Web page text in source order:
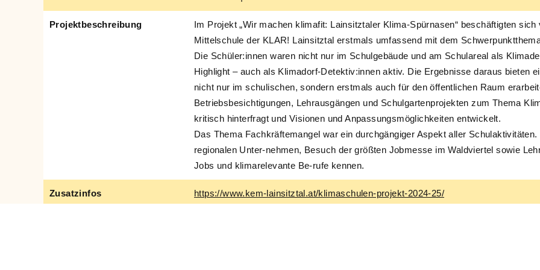
Projektbeschreibung
Im Projekt „Wir machen klimafit: Lainsitztaler Klima-Spürnasen“ beschäftigten
Mittelschule der KLAR! Lainsitztal erstmals umfassend mit dem
Die Schüler:innen waren nicht nur im Schulgebäude und am Schulareal als
Highlight – auch als Klimadorf-Detektiv:innen aktiv. Die Ergebnisse daraus bieten
nicht nur im schulischen, sondern erstmals auch für den öffentlichen Raum
Betriebsbesichtigungen, Lehrausgängen und Schulgartenprojekten zum Thema
kritisch hinterfragt und Visionen und Anpassungsmöglichkeiten entwickelt.
Das Thema Fachkräftemangel war ein durchgängiger Aspekt aller
regionalen Unter-nehmen, Besuch der größten Jobmesse im Waldviertel sowie
Jobs und klimarelevante Be-rufe kennen.
Zusatzinfos https://www.kem-lainsitztal.at/klimaschulen-projekt-2024-25/